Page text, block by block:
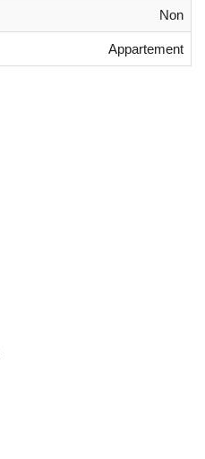
Non
Appartement